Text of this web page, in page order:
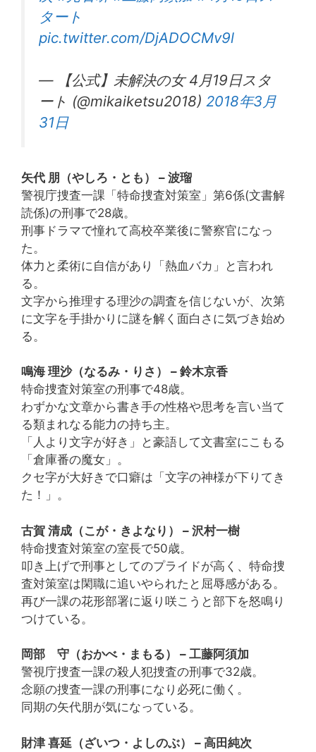
タート
pic.twitter.com/DjADOCMv9l
— 【公式】未解決の女 4月19日スタ
ート (@mikaiketsu2018) 2018年3月
31日
矢代 朋（やしろ・とも） – 波瑠
警視庁捜査一課「特命捜査対策室」第6係(文書解
読係)の刑事で28歳。
刑事ドラマで憧れて高校卒業後に警察官になっ
た。
体力と柔術に自信があり「熱血バカ」と言われ
る。
文字から推理する理沙の調査を信じないが、次第
に文字を手掛かりに謎を解く面白さに気づき始め
る。
鳴海 理沙（なるみ・りさ） – 鈴木京香
特命捜査対策室の刑事で48歳。
わずかな文章から書き手の性格や思考を言い当て
る類まれなる能力の持ち主。
「人より文字が好き」と豪語して文書室にこもる
「倉庫番の魔女」。
クセ字が大好きで口癖は「文字の神様が下りてき
た！」。
古賀 清成（こが・きよなり） – 沢村一樹
特命捜査対策室の室長で50歳。
叩き上げで刑事としてのプライドが高く、特命捜
査対策室は閑職に追いやられたと屈辱感がある。
再び一課の花形部署に返り咲こうと部下を怒鳴り
つけている。
岡部 守（おかべ・まもる） – 工藤阿須加
警視庁捜査一課の殺人犯捜査の刑事で32歳。
念願の捜査一課の刑事になり必死に働く。
同期の矢代朋が気になっている。
財津 喜延（ざいつ・よしのぶ） – 高田純次